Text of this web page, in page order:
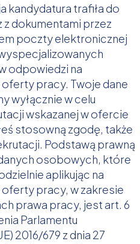
kandydatura trafiła do
dokumentami przez
poczty elektronicznej
odpowiedzi na
pracy. Twoje dane
wyłącznie w celu
wskazanej w ofercie
stosowną zgodę, także
Podstawą prawną
osobowych, które
aplikując na
pracy, w zakresie
prawa pracy, jest art. 6
Parlamentu
2016/679 z dnia 27